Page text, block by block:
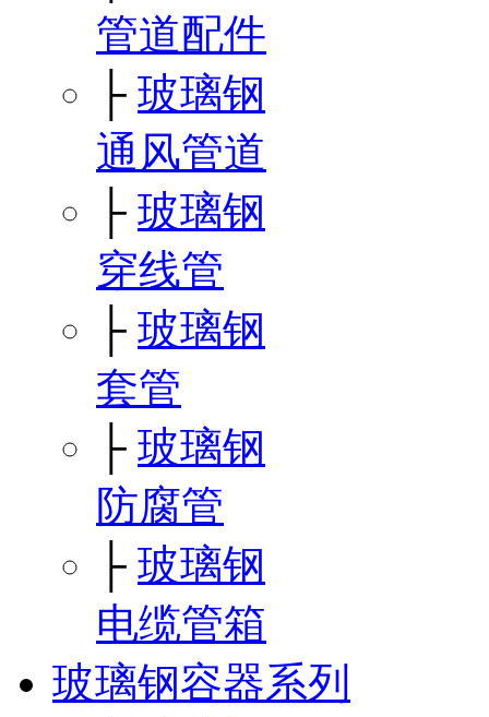
管道配件
├ 玻璃钢
通风管道
├ 玻璃钢
穿线管
├ 玻璃钢
套管
├ 玻璃钢
防腐管
├ 玻璃钢
电缆管箱
玻璃钢容器系列